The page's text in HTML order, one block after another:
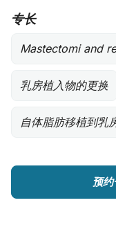
专长
Mastectomi and
乳房植入物的更换
自体脂肪移植到乳
预